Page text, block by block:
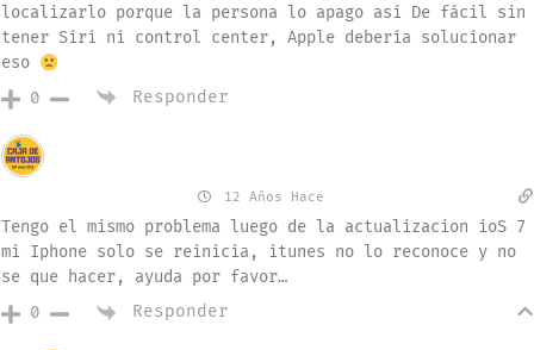
localizarlo porque la persona lo apago así De fácil sin
tener Siri ni control center, Apple debería solucionar
eso
0
Responder
12 Años Hace
Tengo el mismo problema luego de la actualizacion ioS 7
mi Iphone solo se reinicia, itunes no lo reconoce y no
se que hacer, ayuda por favor…
0
Responder